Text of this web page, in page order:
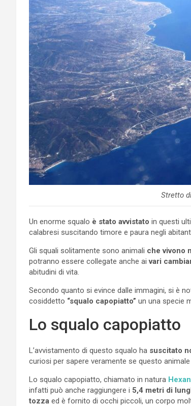
Stretto
Un enorme squalo è stato avvistato in questi
calabresi suscitando timore e paura negli
Gli squali solitamente sono animali che vivono
potranno essere collegate anche ai vari
abitudini di vita.
Secondo quanto si evince dalle immagini, si è
cosiddetto “squalo capopiatto” un una specie
Lo squalo capopiatto
L’avvistamento di questo squalo ha suscitato
curiosi per sapere veramente se questo
Lo squalo capopiatto, chiamato in natura
infatti può anche raggiungere i 5,4 metri di
tozza ed è fornito di occhi piccoli, un corpo